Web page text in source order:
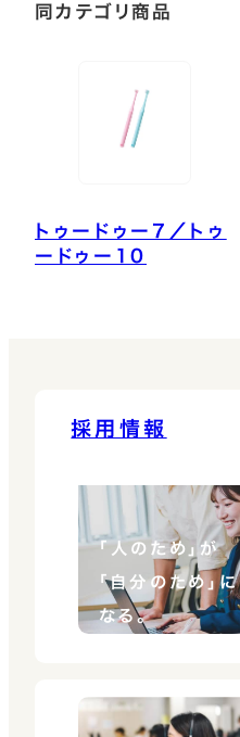
同カテゴリ商品
トゥードゥー7／トゥ
ードゥー10
採用情報
「人のため」が
「自分のため」に
なる。